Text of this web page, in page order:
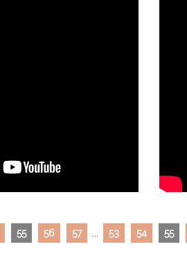
55 56 57 53 54 55